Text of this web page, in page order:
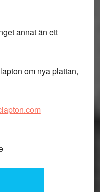
annat än ett
om nya plattan,